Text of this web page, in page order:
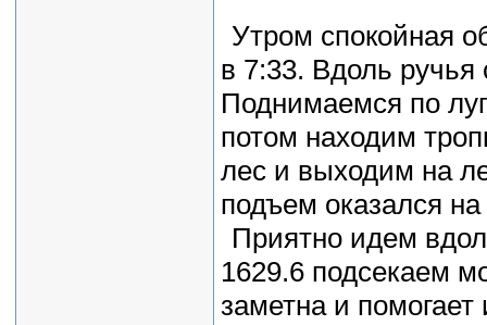
Утром спокойная
в 7:33. Вдоль
Поднимаемся по
потом находим
лес и выходим на
подъем оказался
Приятно идем
1629.6 подсекаем
заметна и помогает